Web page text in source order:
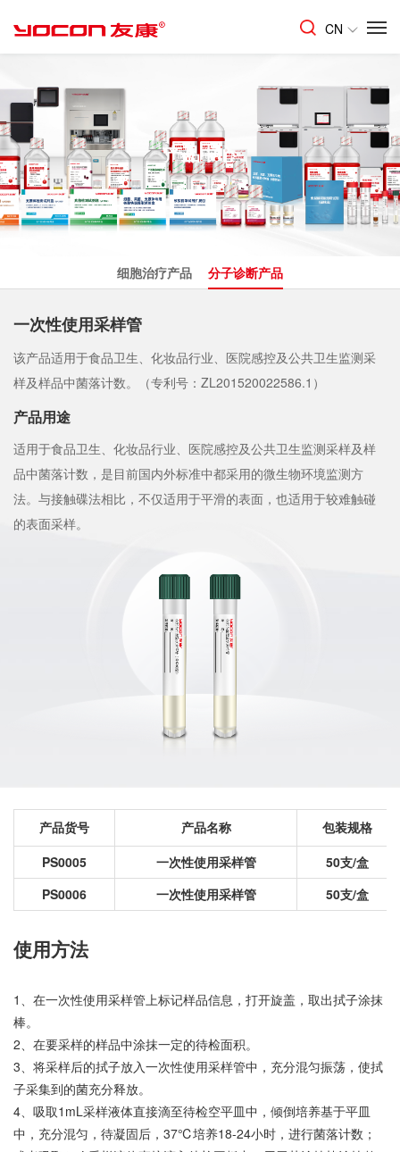
CN
产品中心
细胞治疗产品 分子诊断产品
一次性使用采样管
该产品适用于食品卫生、化妆品行业、医院感控及公共卫生监测采
样及样品中菌落计数。（专利号：ZL201520022586.1）
产品用途
适用于食品卫生、化妆品行业、医院感控及公共卫生监测采样及样
品中菌落计数，是目前国内外标准中都采用的微生物环境监测方
法。与接触碟法相比，不仅适用于平滑的表面，也适用于较难触碰
的表面采样。
产品货号 产品名称
包装规格
PS0005
一次性使用采样管
50支/盒
PS0006
一次性使用采样管 50支/盒
使用方法
1、在一次性使用采样管上标记样品信息，打开旋盖，取出拭子涂抹
棒。
2、在要采样的样品中涂抹一定的待检面积。
3、将采样后的拭子放入一次性使用采样管中，充分混匀振荡，使拭
子采集到的菌充分释放。
4、吸取1mL采样液体直接滴至待检空平皿中，倾倒培养基于平皿
中，充分混匀，待凝固后，37℃培养18-24小时，进行菌落计数；